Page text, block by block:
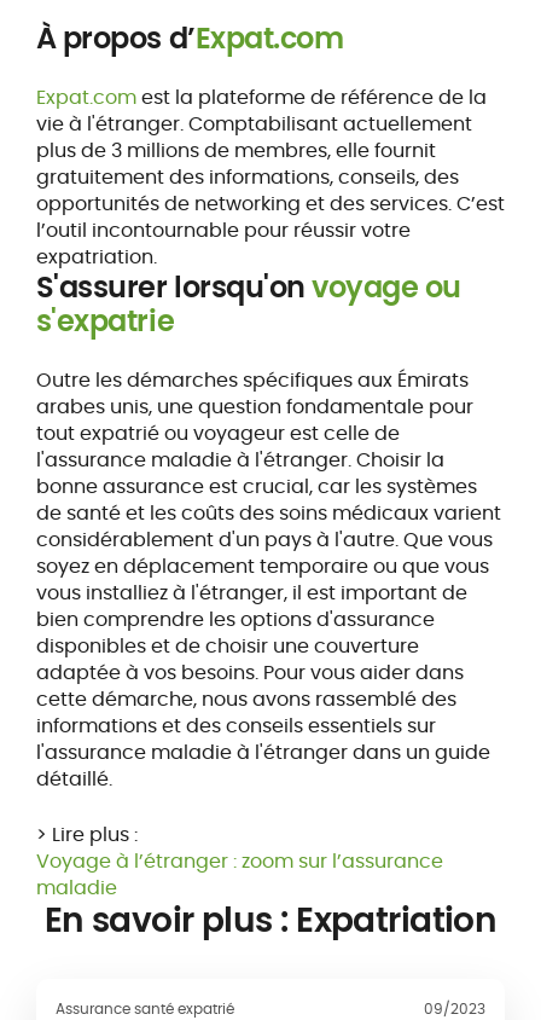
À propos d’Expat.com
Expat.comest la plateforme de référence de la
vie à l'étranger. Comptabilisant actuellement
plus de 3 millions de membres, elle fournit
gratuitement des informations, conseils, des
opportunités de networking et des services. C’est
l’outil incontournable pour réussir votre
expatriation.
S'assurer lorsqu'onvoyage ou
s'expatrie
Outre les démarches spécifiques aux Émirats
arabes unis, une question fondamentale pour
tout expatrié ou voyageur est celle de
l'assurance maladie à l'étranger. Choisir la
bonne assurance est crucial, car les systèmes
de santé et les coûts des soins médicaux varient
considérablement d'un pays à l'autre. Que vous
soyez en déplacement temporaire ou que vous
vous installiez à l'étranger, il est important de
bien comprendre les options d'assurance
disponibles et de choisir une couverture
adaptée à vos besoins. Pour vous aider dans
cette démarche, nous avons rassemblé des
informations et des conseils essentiels sur
l'assurance maladie à l'étranger dans un guide
détaillé.
> Lire plus :
Voyage à l’étranger : zoom sur l’assurance
maladie
En savoir plus : Expatriation
Assurance santé expatrié 09/2023